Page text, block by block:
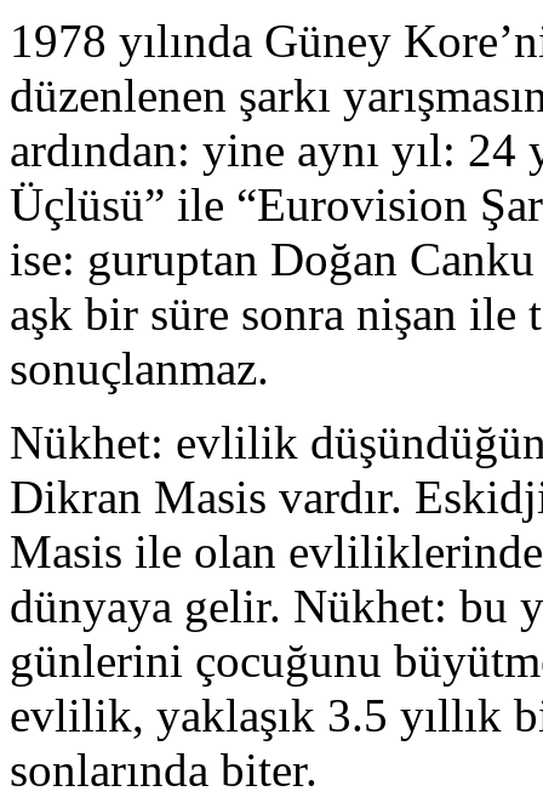
1978 yılında Güney
düzenlenen şarkı
ardından: yine aynı yıl:
Üçlüsü” ile “Eurovision
ise: guruptan Doğan
aşk bir süre sonra nişan
sonuçlanmaz.
Nükhet: evlilik
Dikran Masis vardır.
Masis ile olan
dünyaya gelir. Nükhet: bu
günlerini çocuğunu
evlilik, yaklaşık 3.5 yıllık
sonlarında biter.